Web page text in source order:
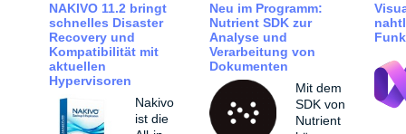
NAKIVO 11.2 bringt
schnelles Disaster
Recovery und
Kompatibilität mit
aktuellen
Hypervisoren
Nakivo
ist die
Neu im Programm:
Nutrient SDK zur
Analyse und
Verarbeitung von
Dokumenten
Mit dem
SDK von
Nutrient